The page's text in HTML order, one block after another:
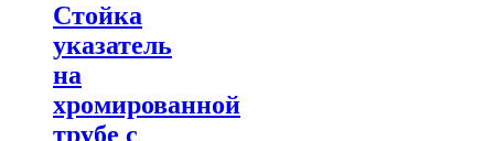
Стойка
указатель
на
хромированной
трубе с